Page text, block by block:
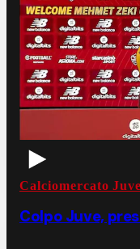
Calciomercato
Colpo Juve,